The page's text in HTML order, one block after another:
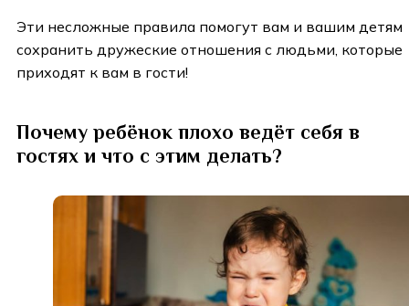
Эти несложные правила помогут вам и вашим детям
сохранить дружеские отношения с людьми, которые
приходят к вам в гости!
Почему ребёнок плохо ведёт себя в
гостях и что с этим делать?